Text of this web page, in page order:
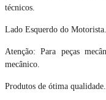
técnicos.
Lado Esquerdo do
Atenção: Para peças
mecânico.
Produtos de ótima qualidade.